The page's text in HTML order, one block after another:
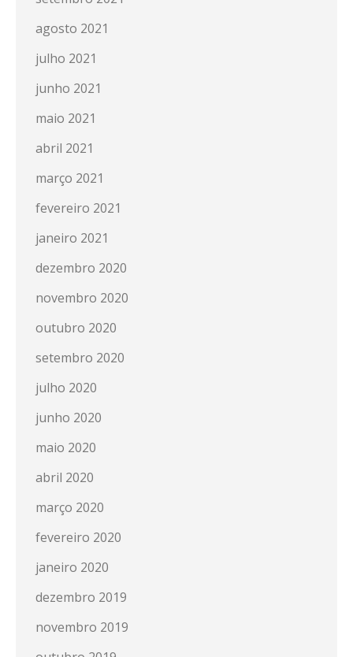
agosto 2021
julho 2021
junho 2021
maio 2021
abril 2021
março 2021
fevereiro 2021
janeiro 2021
dezembro 2020
novembro 2020
outubro 2020
setembro 2020
julho 2020
junho 2020
maio 2020
abril 2020
março 2020
fevereiro 2020
janeiro 2020
dezembro 2019
novembro 2019